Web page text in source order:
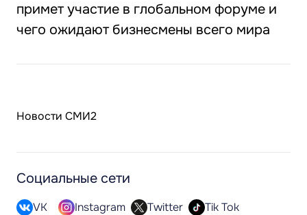
примет участие в глобальном форуме и
чего ожидают бизнесмены всего мира
Новости СМИ2
Социальные сети
VK Instagram Twitter
Tik Tok